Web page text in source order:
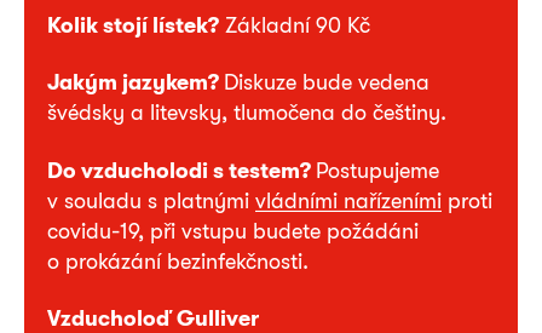
Kolik stojí lístek? Základní 90 Kč
Jakým jazykem? Diskuze bude vedena
švédsky a litevsky, tlumočena do češtiny.
Do vzducholodi s testem? Postupujeme
v souladu s platnými vládními nařízeními proti
covidu-19, při vstupu budete požádáni
o prokázání bezinfekčnosti.
Vzducholoď Gulliver